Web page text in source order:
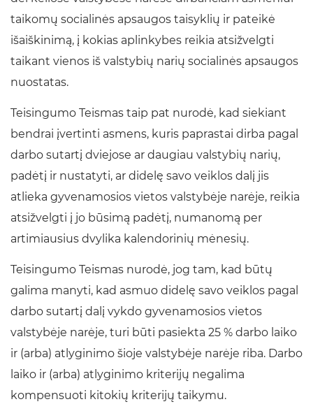
taikomų socialinės apsaugos taisyklių ir pateikė
išaiškinimą, į kokias aplinkybes reikia atsižvelgti
taikant vienos iš valstybių narių socialinės apsaugos
nuostatas.
Teisingumo Teismas taip pat nurodė, kad siekiant
bendrai įvertinti asmens, kuris paprastai dirba pagal
darbo sutartį dviejose ar daugiau valstybių narių,
padėtį ir nustatyti, ar didelę savo veiklos dalį jis
atlieka gyvenamosios vietos valstybėje narėje, reikia
atsižvelgti į jo būsimą padėtį, numanomą per
artimiausius dvylika kalendorinių mėnesių.
Teisingumo Teismas nurodė, jog tam, kad būtų
galima manyti, kad asmuo didelę savo veiklos pagal
darbo sutartį dalį vykdo gyvenamosios vietos
valstybėje narėje, turi būti pasiekta 25 % darbo laiko
ir (arba) atlyginimo šioje valstybėje narėje riba. Darbo
laiko ir (arba) atlyginimo kriterijų negalima
kompensuoti kitokių kriterijų taikymu.